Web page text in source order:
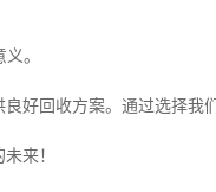
。
好回收方案。通过选择我
来！